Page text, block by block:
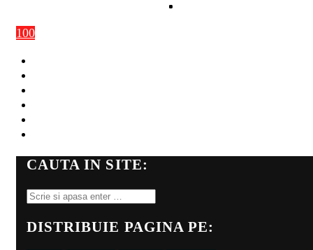
100
CAUTA IN SITE:
DISTRIBUIE PAGINA PE: